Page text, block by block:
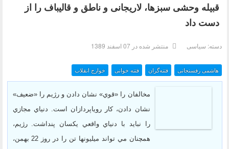
قبیله وحشی سبزها، لاریجانی و ناطق و قالیباف را از
دست داد
دسته: سیاسی منتشر شده در 07 اسفند 1389
هاشمی رفسنجانی فتنه‌گران فتنه خوانی خوارج انقلاب
مخالفان را «قوي» نشان دادن و رژيم را «ضعيف»
نشان دادن، كار روياپردازان است. دنياي مجازي
را نبايد با دنياي واقعي يكسان پنداشت. رژيم،
همچنان مي تواند ميليونها تن را در روز 22 بهمن،